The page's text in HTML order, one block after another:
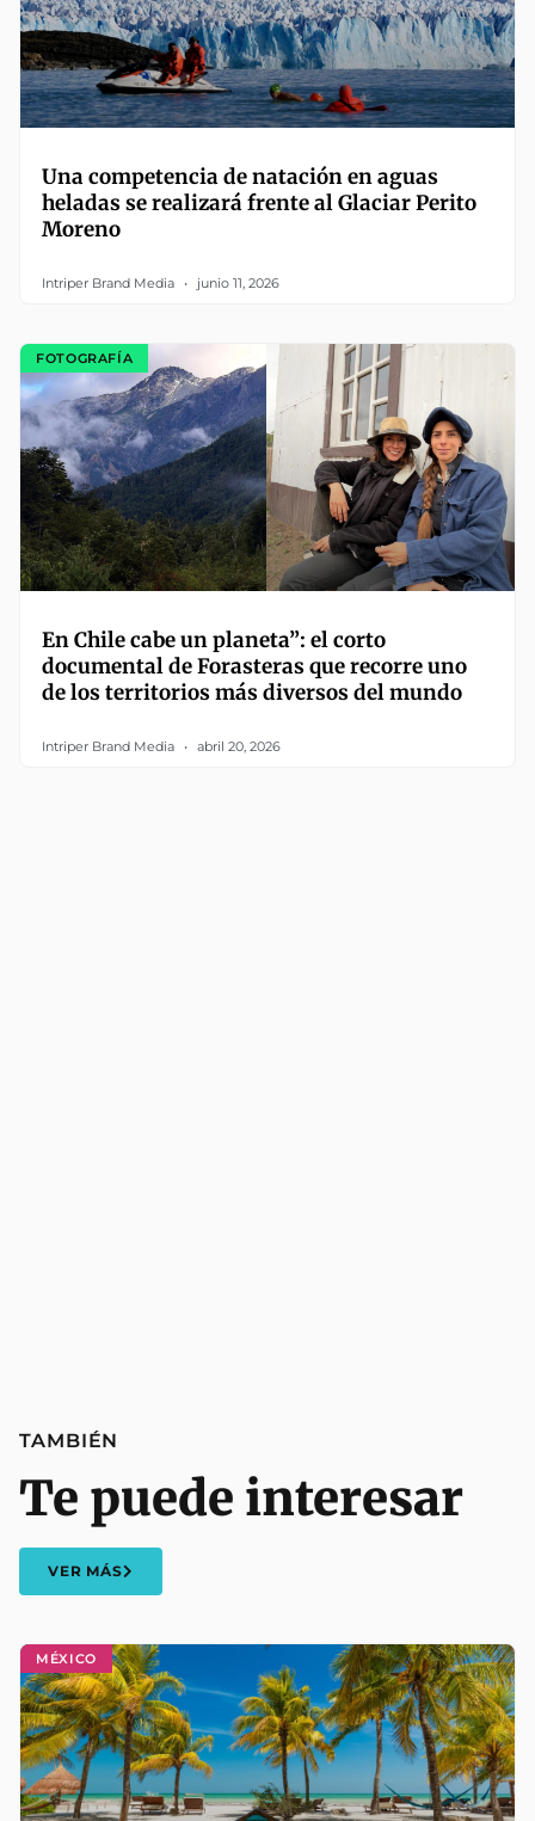
Una competencia de natación en aguas
heladas se realizará frente al Glaciar Perito
Moreno
Intriper Brand Media junio 11, 2026
FOTOGRAFÍA
En Chile cabe un planeta”: el corto
documental de Forasteras que recorre uno
de los territorios más diversos del mundo
Intriper Brand Media abril 20, 2026
MÉXICO
TAMBIÉN
Te puede interesar
VER MÁS